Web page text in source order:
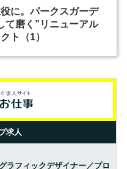
に。パークスガーデ
て磨く”リニューアル
ト（1）
求人
ラフィックデザイナー／プロ